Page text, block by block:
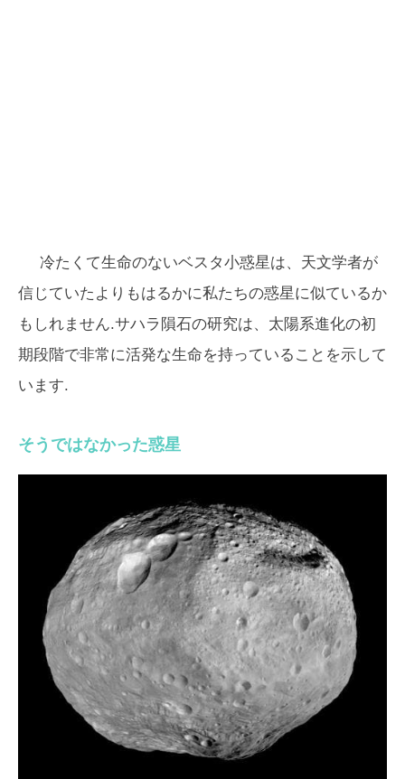
冷たくて生命のないベスタ小惑星は、天文学者が
信じていたよりもはるかに私たちの惑星に似ているか
もしれません.サハラ隕石の研究は、太陽系進化の初
期段階で非常に活発な生命を持っていることを示して
います.
そうではなかった惑星